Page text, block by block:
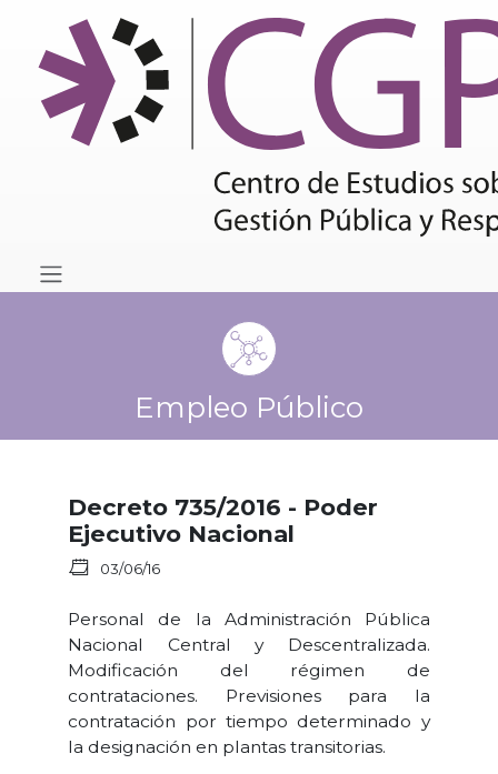
Empleo Público
Decreto 735/2016 - Poder
Ejecutivo Nacional
03/06/16
Personal de la Administración Pública
Nacional Central y Descentralizada.
Modificación del régimen de
contrataciones. Previsiones para la
contratación por tiempo determinado y
la designación en plantas transitorias.